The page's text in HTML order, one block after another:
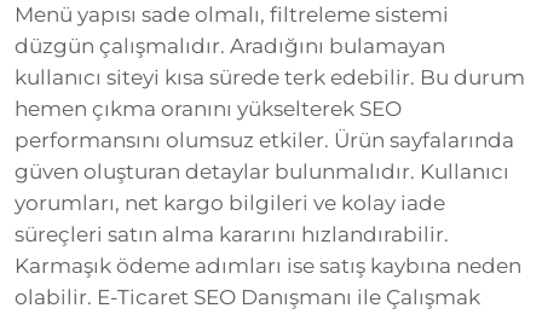
Menü yapısı sade olmalı, filtreleme sistemi
düzgün çalışmalıdır. Aradığını bulamayan
kullanıcı siteyi kısa sürede terk edebilir. Bu durum
hemen çıkma oranını yükselterek SEO
performansını olumsuz etkiler. Ürün sayfalarında
güven oluşturan detaylar bulunmalıdır. Kullanıcı
yorumları, net kargo bilgileri ve kolay iade
süreçleri satın alma kararını hızlandırabilir.
Karmaşık ödeme adımları ise satış kaybına neden
olabilir. E-Ticaret SEO Danışmanı ile Çalışmak